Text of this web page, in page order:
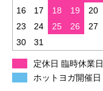
16
17 18 19 20
23
24 25 26 27
30
31
定休日 臨時休業日
ホットヨガ開催日